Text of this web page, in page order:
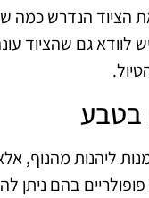
הנדרש כמה
לוודא גם
בטבע
ליהנות מהנוף,
פופולריים בהם